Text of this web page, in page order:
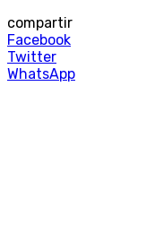
compartir
Facebook
Twitter
WhatsApp